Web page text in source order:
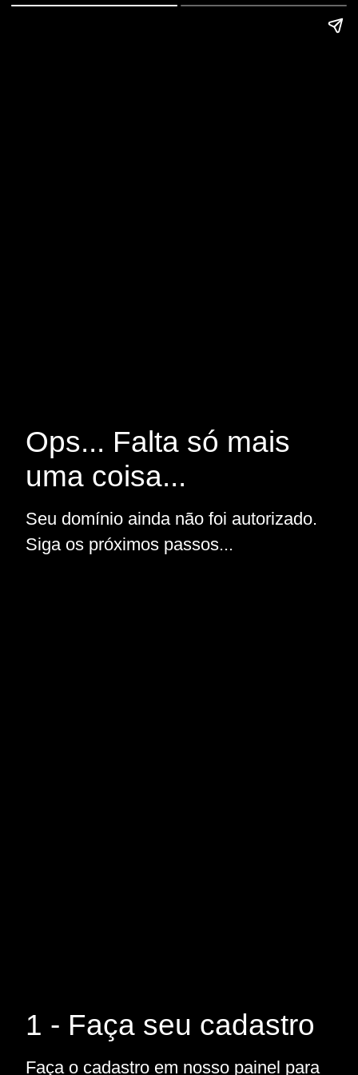
Ops... Falta só mais
uma coisa...
Seu domínio ainda não foi autorizado.
Siga os próximos passos...
1 - Faça seu cadastro
Faça o cadastro em nosso painel para